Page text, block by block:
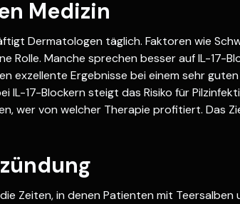
Medizin
Dermatologen täglich. Faktoren wie
Rolle. Manche sprechen besser auf IL-17-
exzellente Ergebnisse bei einem sehr
IL-17-Blockern steigt das Risiko für
wer von welcher Therapie profitiert. Das
Zeiten, in denen Patienten mit Teersalben